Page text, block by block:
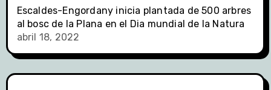
Escaldes-Engordany inicia plantada de 500 arbres
al bosc de la Plana en el Dia mundial de la Natura
abril 18, 2022